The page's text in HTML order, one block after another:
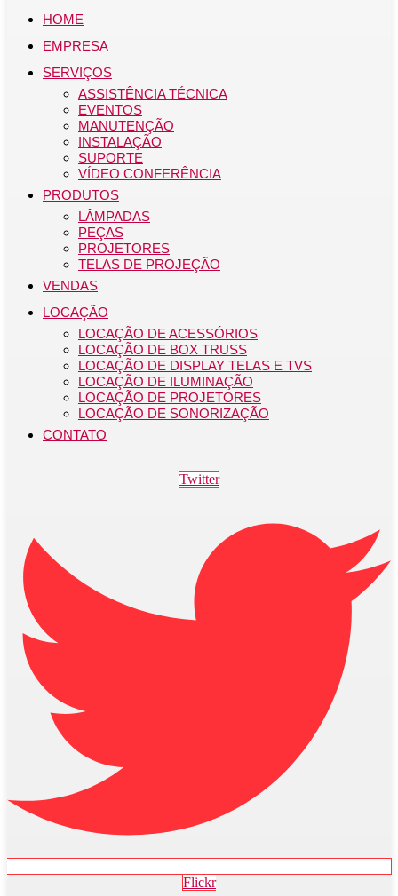
HOME
EMPRESA
SERVIÇOS
ASSISTÊNCIA TÉCNICA
EVENTOS
MANUTENÇÃO
INSTALAÇÃO
SUPORTE
VÍDEO CONFERÊNCIA
PRODUTOS
LÂMPADAS
PEÇAS
PROJETORES
TELAS DE PROJEÇÃO
VENDAS
LOCAÇÃO
LOCAÇÃO DE ACESSÓRIOS
LOCAÇÃO DE BOX TRUSS
LOCAÇÃO DE DISPLAY TELAS E TVS
LOCAÇÃO DE ILUMINAÇÃO
LOCAÇÃO DE PROJETORES
LOCAÇÃO DE SONORIZAÇÃO
CONTATO
Twitter
Flickr